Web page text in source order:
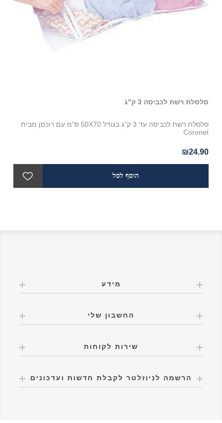
סלסלת רשת לכביסה 3 ק"ג
סלסלת רשת לכביסה עד 3 ק"ג בגודל 50X70 ס"מ עם רוכסן מבית
Coronet
₪24.90
מידע
החשבון שלי
שירות לקוחות
הרשמה לניוזלטר לקבלת חדשות ועדכונים